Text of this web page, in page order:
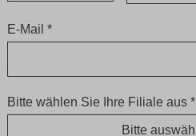
E-Mail *
Bitte wählen Sie Ihre Filiale aus *